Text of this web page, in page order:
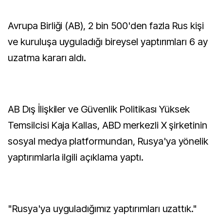
Avrupa Birliği (AB), 2 bin 500'den fazla Rus kişi
ve kuruluşa uyguladığı bireysel yaptırımları 6 ay
uzatma kararı aldı.
AB Dış İlişkiler ve Güvenlik Politikası Yüksek
Temsilcisi Kaja Kallas, ABD merkezli X şirketinin
sosyal medya platformundan, Rusya'ya yönelik
yaptırımlarla ilgili açıklama yaptı.
"Rusya'ya uyguladığımız yaptırımları uzattık."